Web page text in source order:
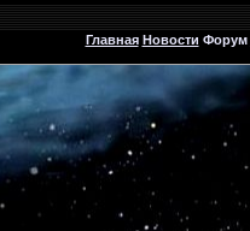
Главная Новости Форум